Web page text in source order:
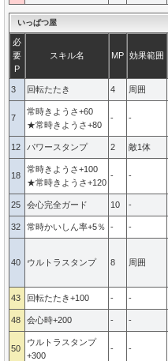
いっぱつ屋
必
要
P
スキル名 MP 効果範囲
3 回転たたき 4 周囲
7
常時きようさ+60
★常時きようさ+80
- -
12 パワースタンプ 2 敵1体
18
常時きようさ+100
★常時きようさ+120
- -
25 会心完全ガード 10 -
32 常時かいしん率+5％ - -
40 ウルトラスタンプ 8 周囲
43 回転たたき+100 - -
48 会心時+200 - -
50
ウルトラスタンプ
+300
- -